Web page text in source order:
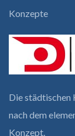
Konzepte
Die städtischen
nach dem
Konzept.